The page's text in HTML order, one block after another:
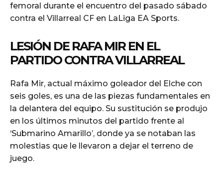
femoral durante el encuentro del pasado sábado
contra el Villarreal CF en LaLiga EA Sports.
LESIÓN DE RAFA MIR EN EL
PARTIDO CONTRA VILLARREAL
Rafa Mir, actual máximo goleador del Elche con
seis goles, es una de las piezas fundamentales en
la delantera del equipo. Su sustitución se produjo
en los últimos minutos del partido frente al
‘Submarino Amarillo’, donde ya se notaban las
molestias que le llevaron a dejar el terreno de
juego.